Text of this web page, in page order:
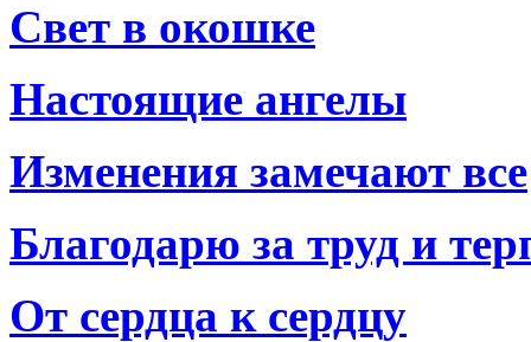
Свет в окошке
Настоящие ангелы
Изменения замечают все
Благодарю за труд и
От сердца к сердцу